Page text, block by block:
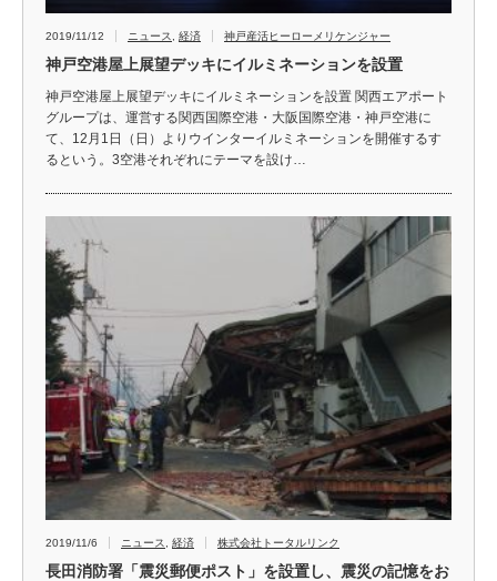
2019/11/12 ニュース 経済 神戸産活ヒーローメリケンジャー
神戸空港屋上展望デッキにイルミネーションを設置
神戸空港屋上展望デッキにイルミネーションを設置 関西エアポート
グループは、運営する関西国際空港・大阪国際空港・神戸空港に
て、12月1日（日）よりウインターイルミネーションを開催するす
るという。3空港それぞれにテーマを設け…
2019/11/6 ニュース 経済 株式会社トータルリンク
長田消防署「震災郵便ポスト」を設置し、震災の記憶をお